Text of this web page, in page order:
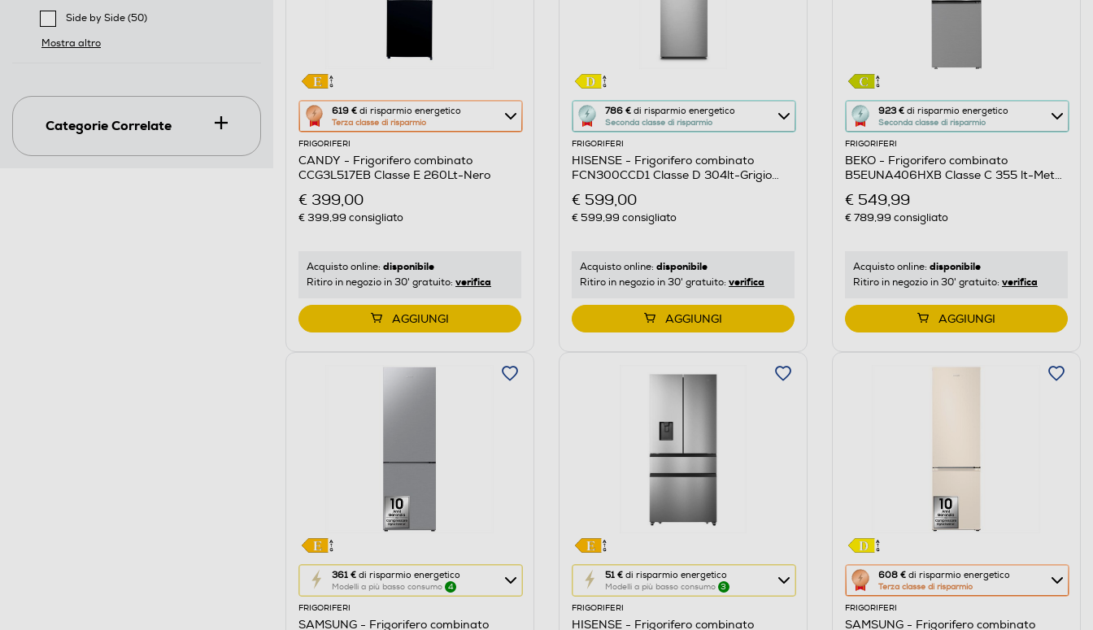
selected Filtro applicato per Tipologia: Combinato
Side by Side (50)
Filtra per Tipologia: Side by Side
Mostra altro
Categorie Correlate
619 € di risparmio energetico
Terza classe di risparmio
Questa
azione
aprirà
il
di
di
Youreko.
FRIGORIFERI
CANDY - Frigorifero combinato
CCG3L517EB Classe E 260Lt-Nero
€ 399,00
€ 399,99 consigliato
Acquisto online: disponibile
Ritiro in negozio in 30' gratuito: verifica
AGGIUNGI
786 €di risparmio energetico
Seconda classe di risparmio
Questa
azione
aprirà
il
di
di
Youreko.
FRIGORIFERI
HISENSE - Frigorifero combinato
FCN300CCD1 Classe D 304lt-Grigio
€ 599,00
€ 599,99 consigliato
Acquisto online: disponibile
Ritiro in negozio in 30' gratuito: verifica
AGGIUNGI
923 €di risparmio energetico
Seconda classe di risparmio
Questa
azione
aprirà
il
di
di
Youreko.
FRIGORIFERI
BEKO - Frigorifero combinato
B5EUNA406HXB Classe C 355 lt-Metal
€ 549,99
€ 789,99 consigliato
Acquisto online: disponibile
Ritiro in negozio in 30' gratuito: verifica
AGGIUNGI
361 € di risparmio energetico
Modelli a più basso consumo 4
Questa
azione
aprirà
FRIGORIFERI
SAMSUNG - Frigorifero combinato
51 €di risparmio energetico
Modelli a più basso consumo 3
Questa
azione
aprirà
FRIGORIFERI
HISENSE - Frigorifero combinato
608 €di risparmio energetico
Terza classe di risparmio
Questa
azione
aprirà
FRIGORIFERI
SAMSUNG - Frigorifero combinato